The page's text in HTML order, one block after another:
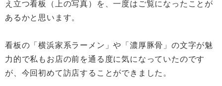
え立つ看板（上の写真）を、一度はご覧になったことが
あるかと思います。
看板の「横浜家系ラーメン」や「濃厚豚骨」の文字が魅
力的で私もお店の前を通る度に気になっていたのです
が、今回初めて訪店することができました。